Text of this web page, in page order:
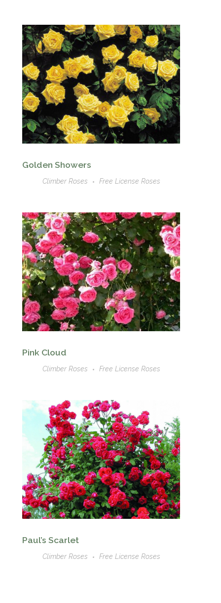
Golden Showers
Climber Roses Free License Roses
Pink Cloud
Climber Roses Free License Roses
Paul’s Scarlet
Climber Roses Free License Roses